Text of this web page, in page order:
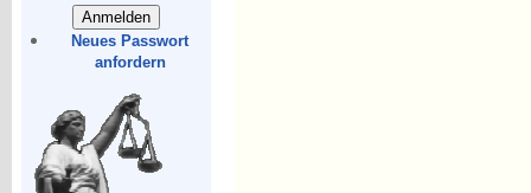
Neues Passwort
anfordern